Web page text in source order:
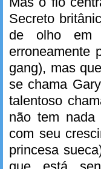
Secreto
de olho em
erroneamente
gang), mas
se chama
talentoso
não tem nada
com seu
princesa